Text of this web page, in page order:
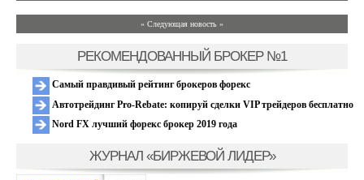
» Следующая новость »
РЕКОМЕНДОВАННЫЙ БРОКЕР №1
Самый правдивый рейтинг брокеров форекс
Автотрейдинг Pro-Rebate: копируй сделки VIP трейдеров бесплатно
Nord FX лучший форекс брокер 2019 года
ЖУРНАЛ «БИРЖЕВОЙ ЛИДЕР»